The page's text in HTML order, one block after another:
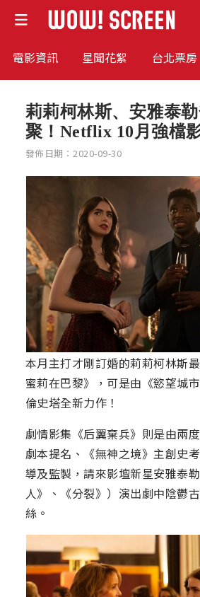
電影資訊 星聞花絮 台北票房
莉莉柯林斯、安雅泰
聚！Netflix 10月強檔
發佈日期：2020-09-30
本月主打才剛訂婚的莉莉柯林斯
蜜莉在巴黎》，可是由《慾望城
倫史塔全新力作！
劇情影集《后翼棄兵》則是由兩
劇本提名、《無神之境》主創史
導及監製，請來影壇新星安雅泰
人》、《分裂》）演出劇中陰鬱
絲。